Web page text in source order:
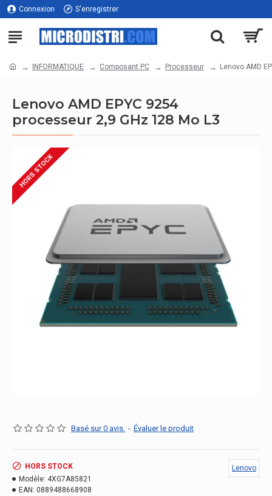
Connexion S'enregistrer
INFORMATIQUE Composant PC Processeur Lenovo AMD
Lenovo AMD EPYC 9254
processeur 2,9 GHz 128 Mo L3
HORS STOCK
Basé sur 0 avis. - Évaluer le produit
HORS STOCK
Modèle: 4XG7A85821
EAN: 0889488668908
Lenovo